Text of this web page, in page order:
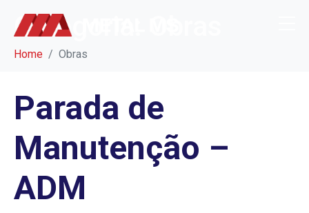
Categoria:
Home Obras
Parada de
Manutenção –
ADM